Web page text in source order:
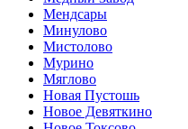
Мендсары
Минулово
Мистолово
Мурино
Мяглово
Новая Пустошь
Новое Девяткино